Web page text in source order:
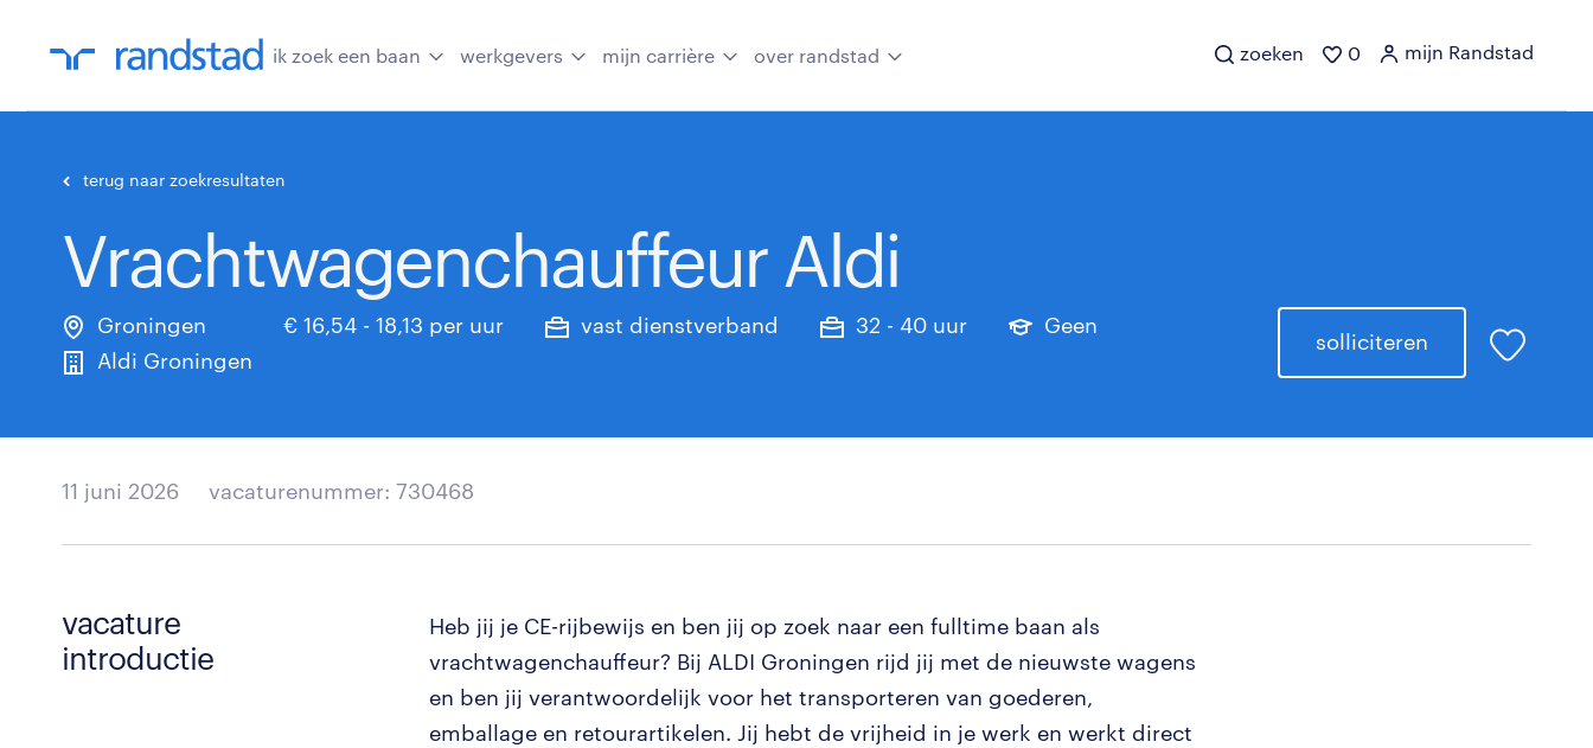
ik zoek een baan werkgevers mijn carrière over randstad zoeken 0 mijn Randstad
terug naar zoekresultaten
Vrachtwagenchauffeur Aldi
Groningen € 16,54 - 18,13 per uur vast dienstverband 32 - 40 uur
Geen
Aldi Groningen
solliciteren
11 juni 2026 vacaturenummer: 730468
vacature
introductie
Heb jij je CE-rijbewijs en ben jij op zoek naar een fulltime baan als
vrachtwagenchauffeur? Bij ALDI Groningen rijd jij met de nieuwste wagens
en ben jij verantwoordelijk voor het transporteren van goederen,
emballage en retourartikelen. Jij hebt de vrijheid in je werk en werkt direct